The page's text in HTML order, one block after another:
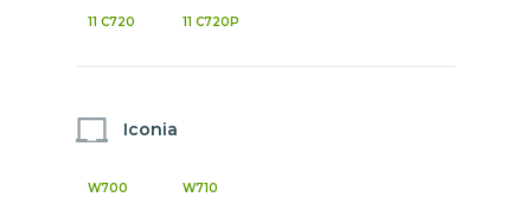
11 C720 11 C720P
Iconia
W700 W710